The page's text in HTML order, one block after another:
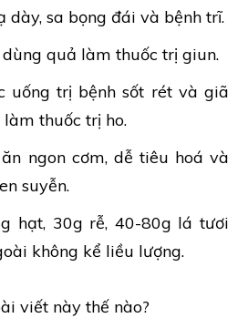
dày, sa bọng đái và bệnh trĩ.
quả làm thuốc trị giun.
uống trị bệnh sốt rét và giã
thuốc trị ho.
ngon cơm, dễ tiêu hoá và
suyễn.
hạt, 30g rễ, 40-80g lá tươi
không kể liều lượng.
viết này thế nào?